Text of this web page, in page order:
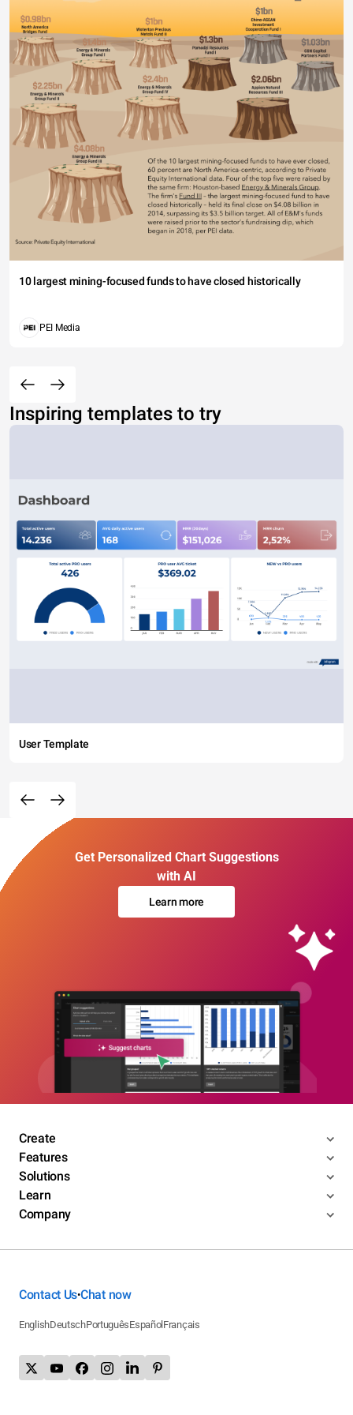
10 largest mining-focused funds to have closed historically
PEI Media
Inspiring templates to try
User Template
Get Personalized Chart Suggestions
with AI
Learn more
Create
Features
Solutions
Learn
Company
Contact Us•Chat now
EnglishDeutschPortuguêsEspañol Français